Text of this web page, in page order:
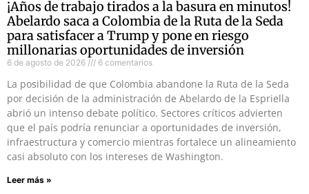
¡Años de trabajo tirados a la basura en minutos!
Abelardo saca a Colombia de la Ruta de la Seda
para satisfacer a Trump y pone en riesgo
millonarias oportunidades de inversión
6 de agosto de 2026 6 comentarios
La posibilidad de que Colombia abandone la Ruta de la Seda
por decisión de la administración de Abelardo de la Espriella
abrió un intenso debate político. Sectores críticos advierten
que el país podría renunciar a oportunidades de inversión,
infraestructura y comercio mientras fortalece un alineamiento
casi absoluto con los intereses de Washington.
Leer más »